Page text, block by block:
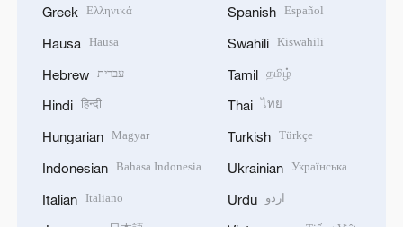
Greek Ελληνικά
Hausa Hausa
Hebrew עברית
Hindi हिन्दी
Hungarian Magyar
Indonesian Bahasa Indonesia
Italian Italiano
Spanish Español
Swahili Kiswahili
Tamil தமிழ்
Thai ไทย
Turkish Türkçe
Ukrainian Українська
Urdu اردو